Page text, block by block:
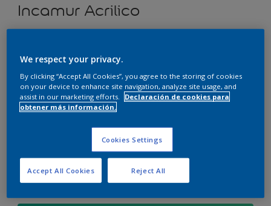
Incamur Acrilico
Tamaño
Calculadora de pintura
Calcular
We respect your privacy.
By clicking “Accept All Cookies”, you agree to the storing of cookies
on your device to enhance site navigation, analyze site usage, and
assist in our marketing efforts.
Declaración de cookies para
obtener más información.
Cookies Settings
Reject All
Accept All Cookies